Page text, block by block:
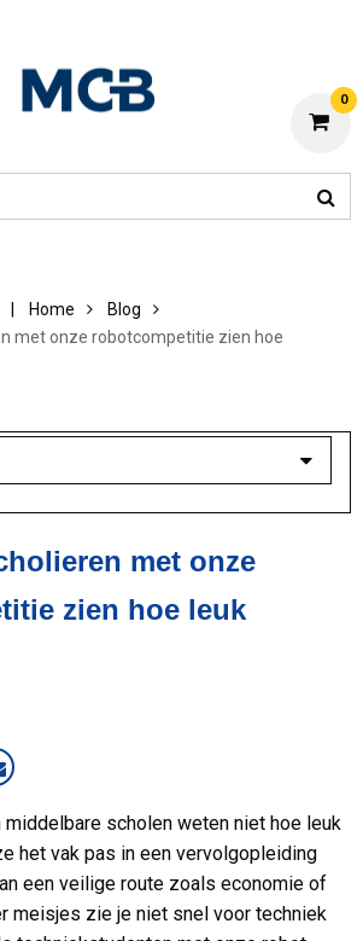
0
Home
Blog
met onze robotcompetitie zien hoe
met onze
zien hoe leuk
middelbare scholen weten niet hoe leuk
het vak pas in een vervolgopleiding
een veilige route zoals economie of
meisjes zie je niet snel voor techniek